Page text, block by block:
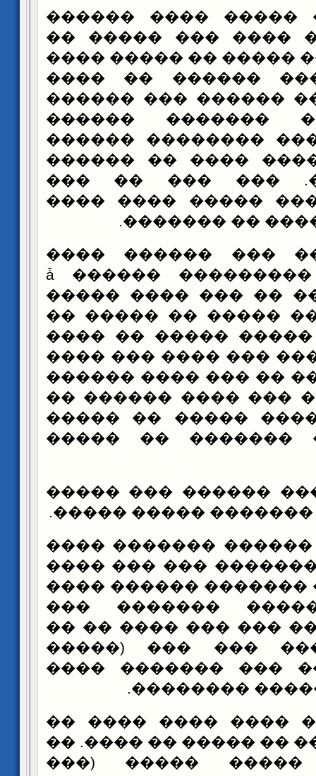
���� ��� �����
������� ��� ����
������ ��ϡ �� ����� �� �����
��� ���� ���
������ �����
������ ���
������ ������
��� ���� �����
����� ����. ���
�������� ����
�� �������
����� ��� ���
���� ���� ����ǡ ������ �����
����� ���� ��� ��
�� ����� �� �����
��� ������ �����
�� ���� ������ ���
���� �� ����� �� ���
�� �� ������ ���
������ �������
��� ������
��� �� ���� ������
���������� �������
���� ��� ������
������ ��� �������
(�� ���) ����
������� ������
����� �� ���� ���
������� ���� ���
������) ���� ���
�������
�� ������ ����
����� �� ���� ��
��������� �����